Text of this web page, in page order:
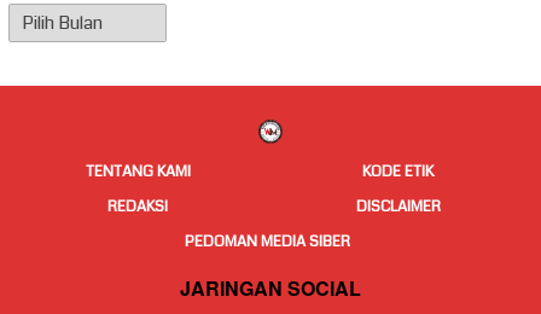
Arsip
Berita
TENTANG KAMI
KODE ETIK
REDAKSI
DISCLAIMER
PEDOMAN MEDIA SIBER
JARINGAN SOCIAL